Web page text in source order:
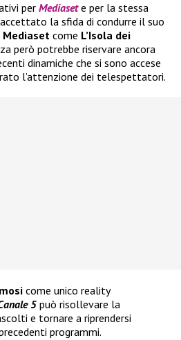
per Mediasete per la stessa
la sfida di condurre il suo
Mediaset come L’Isola dei
però potrebbe riservare ancora
dinamiche che si sono accese
l’attenzione dei telespettatori.
come unico reality
5può risollevare la
e tornare a riprendersi
programmi.